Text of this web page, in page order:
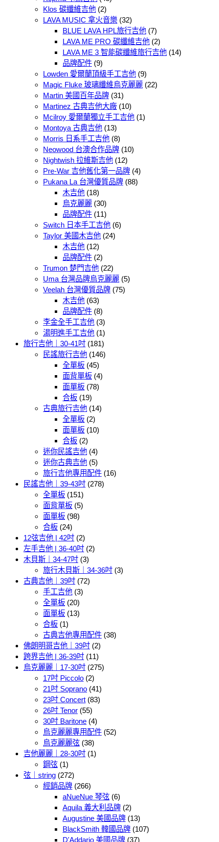
Klos 碳纖維吉他 (2)
LAVA MUSIC 拿火音樂 (32)
BLUE LAVA HPL旅行吉他 (7)
LAVA ME PRO 碳纖維吉他 (2)
LAVA ME 3 智能碳纖維旅行吉他 (14)
品牌配件 (9)
Lowden 愛爾蘭頂級手工吉他 (9)
Magic Fluke 玻璃纖維烏克麗麗 (22)
Martin 美國百年品牌 (31)
Martinez 古典吉他大廠 (10)
Mcilroy 愛爾蘭獨立手工吉他 (1)
Montoya 古典吉他 (13)
Morris 日系手工吉他 (8)
Neowood 台澳合作品牌 (10)
Nightwish 拉維斯吉他 (12)
Pre-War 吉他舊化第一品牌 (4)
Pukana La 台灣優質品牌 (88)
木吉他 (18)
烏克麗麗 (30)
品牌配件 (11)
Switch 日本手工吉他 (6)
Taylor 美國木吉他 (24)
木吉他 (12)
品牌配件 (2)
Trumon 楚門吉他 (22)
Uma 台灣品牌烏克麗麗 (5)
Veelah 台灣優質品牌 (75)
木吉他 (63)
品牌配件 (8)
李金全手工吉他 (3)
湯明進手工吉他 (1)
旅行吉他｜30-41吋 (181)
民謠旅行吉他 (146)
全單板 (45)
面背單板 (4)
面單板 (78)
合板 (19)
古典旅行吉他 (14)
全單板 (2)
面單板 (10)
合板 (2)
迷你民謠吉他 (4)
迷你古典吉他 (5)
旅行吉他專用配件 (16)
民謠吉他｜39-43吋 (278)
全單板 (151)
面背單板 (5)
面單板 (98)
合板 (24)
12弦吉他 | 42吋 (2)
左手吉他 | 36-40吋 (2)
木貝斯｜34-47吋 (3)
旅行木貝斯｜34-36吋 (3)
古典吉他｜39吋 (72)
手工吉他 (3)
全單板 (20)
面單板 (13)
合板 (1)
古典吉他專用配件 (38)
佛朗明哥吉他｜39吋 (2)
跨界吉他 | 36-39吋 (11)
烏克麗麗｜17-30吋 (275)
17吋 Piccolo (2)
21吋 Soprano (41)
23吋 Concert (83)
26吋 Tenor (55)
30吋 Baritone (4)
烏克麗麗專用配件 (52)
烏克麗麗弦 (38)
吉他麗麗｜28-30吋 (1)
鋼弦 (1)
弦｜string (272)
經銷品牌 (266)
aNueNue 琴弦 (6)
Aquila 義大利品牌 (2)
Augustine 美國品牌 (13)
BlackSmith 韓國品牌 (107)
D'Addario 美國品牌 (37)